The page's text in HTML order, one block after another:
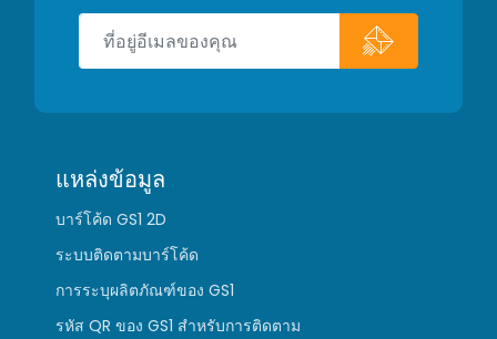
แหล่งข้อมูล
บาร์โค้ด GS1 2D
ระบบติดตามบาร์โค้ด
การระบุผลิตภัณฑ์ของ GS1
รหัส QR ของ GS1 สำหรับการติดตาม